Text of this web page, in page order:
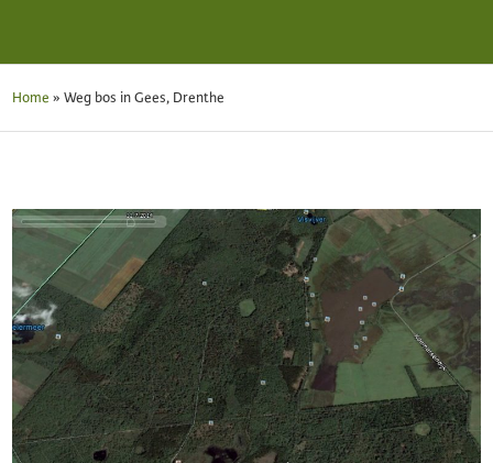
Home »Weg bos in Gees, Drenthe